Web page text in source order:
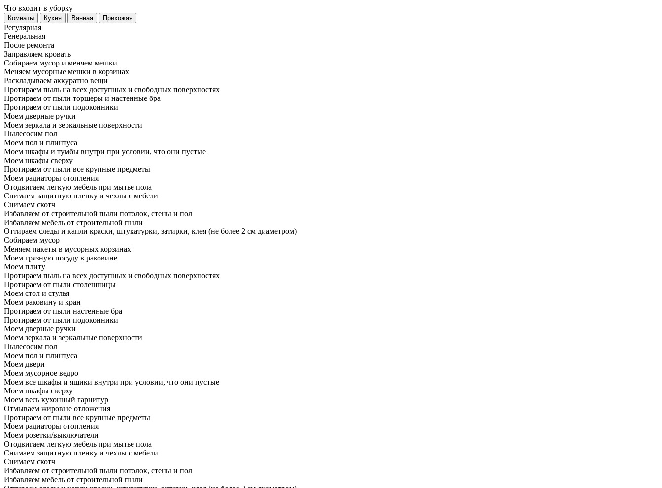
Что входит в уборку
Регу­лярная
Гене­ральная
После ремонта
Заправляем кровать
Собираем мусор и меняем мешки
Меняем мусорные мешки в корзинах
Раскладываем аккуратно вещи
Протираем пыль на всех доступных и свободных поверхностях
Протираем от пыли торшеры и настенные бра
Протираем от пыли подоконники
Моем дверные ручки
Моем зеркала и зеркальные поверхности
Пылесосим пол
Моем пол и плинтуса
Моем шкафы и тумбы внутри при условии, что они пустые
Моем шкафы сверху
Протираем от пыли все крупные предметы
Моем радиаторы отопления
Отодвигаем легкую мебель при мытье пола
Снимаем защитную пленку и чехлы с мебели
Снимаем скотч
Избавляем от строительной пыли потолок, стены и пол
Избавляем мебель от строительной пыли
Оттираем следы и капли краски, штукатурки, затирки, клея (не более 2 см диаметром)
Собираем мусор
Меняем пакеты в мусорных корзинах
Моем грязную посуду в раковине
Моем плиту
Протираем пыль на всех доступных и свободных поверхностях
Протираем от пыли столешницы
Моем стол и стулья
Моем раковину и кран
Протираем от пыли настенные бра
Протираем от пыли подоконники
Моем дверные ручки
Моем зеркала и зеркальные поверхности
Пылесосим пол
Моем пол и плинтуса
Моем двери
Моем мусорное ведро
Моем все шкафы и ящики внутри при условии, что они пустые
Моем шкафы сверху
Моем весь кухонный гарнитур
Отмываем жировые отложения
Протираем от пыли все крупные предметы
Моем радиаторы отопления
Моем розетки/выключатели
Отодвигаем легкую мебель при мытье пола
Снимаем защитную пленку и чехлы с мебели
Снимаем скотч
Избавляем от строительной пыли потолок, стены и пол
Избавляем мебель от строительной пыли